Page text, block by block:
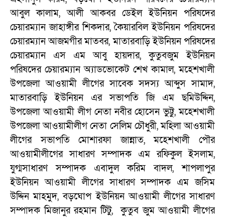
আবুল কালাম, আলী আকবর ডেইল ইউনিয়ন পরিষদের
চেয়ারম্যান জাহাঙ্গীর শিকদার, কৈয়ারবিল ইউনিয়ন পরিষদের
চেয়ারম্যান আজমগীর মাতবর, মাতারবাড়ি ইউনিয়ন পরিষদের
চেয়ারম্যান এস এম আবু হায়দার, কুতুবজুম ইউনিয়ন
পরিষদের চেয়ারম্যান অ্যাডভোকেট শেখ কামাল, মহেশখালী
উপজেলা আওয়ামী লীগের সাবেক সদস্য আব্দুস সামাদ,
মাতারবাড়ি ইউনিয়ন এর সভাপতি জি এম ছমিউদ্দিন,
উপজেলা আওয়ামী লীগ নেতা নবীর হোসেন ভুট্টু, মহেশখালী
উপজেলা আওয়ামীলীগ নেতা সেলিম চৌধুরী, মহিলা আওয়ামী
লীগের সভাপতি মোশারফা জান্নাত, মহেশখালী পৌর
আওয়ামীলীগের সাধারণ সম্পাদক এম রফিকুল ইসলাম,
যুগ্মসাধারণ সম্পাদক এবাদুল করিম বাদল, শাপলাপুর
ইউনিয়ন আওয়ামী লীগের সাধারণ সম্পাদক এম জসিম
উদ্দিন মাহমুদ, বড়ঘোপ ইউনিয়ন আওয়ামী লীগের সাধারণ
সম্পাদক মিজানুর রহমান টিটু, কুতুব জুম আওয়ামী লীগের